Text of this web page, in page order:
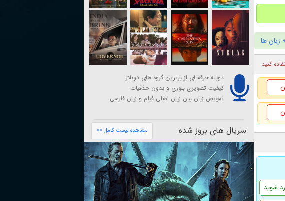
زبان ها
شوید
دوبله حرفه ای از برترین گروه های دوبلاژ
کیفیت تصویری بلوری و بدون حذفیات
تعویض زبان بین زبان اصلی فیلم و زبان فارسی
سریال های بروز شده مشاهده لیست کامل >>